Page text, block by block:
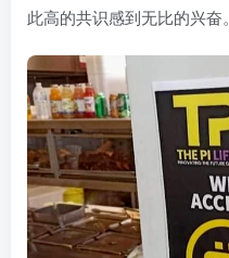
此高的共识感到无比的兴奋。